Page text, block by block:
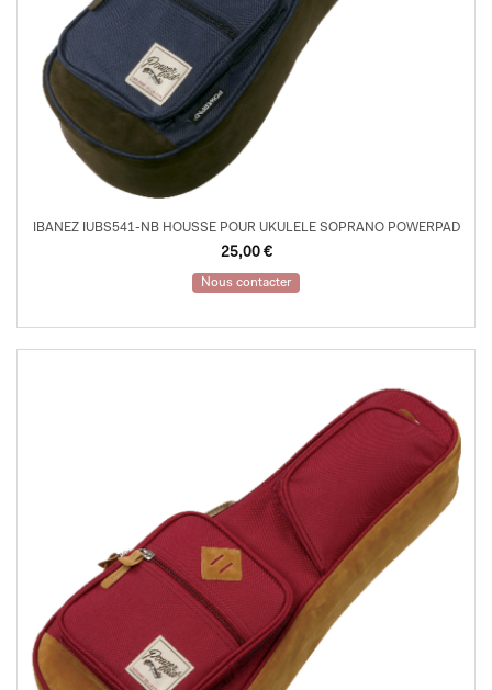
IBANEZ IUBS541-NB HOUSSE POUR UKULELE SOPRANO POWERPAD
25,00 €
Nous contacter